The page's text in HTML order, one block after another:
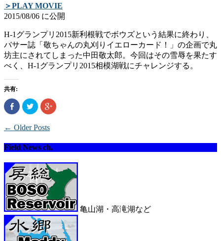
＞PLAY MOVIE
2015/08/06 に公開
H-1グランプリ2015新利根戦でボウズという結果に終わり、
バサー誌「敬ちゃんの­丸刈りイエローカード！」の企画で丸
坊主にされてしまった中田敬太郎。今回はその雪辱­を果たす
べく、H-1グランプリ2015相模湖戦にチャレンジする。
共有:
Facebook
で
有
(新
ウ
ィ
ド
ウ
で
開
き
ま
す)
ク
リ
ク
し
で
共
(新
し
い
ウ
ィ
ン
ド
ウ
で
開
き
ま
す)
ク
リ
共
(新
し
ウ
ィ
ド
ウ
で
開
す)
← Older Posts
Field News ch.
亀山湖・高滝湖など